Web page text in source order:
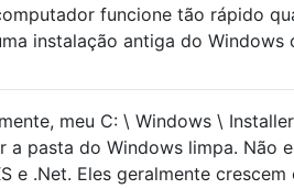
funcione tão rápido
instalação antiga do Windows
meu C: \ Windows \
a pasta do Windows limpa. Não
e .Net. Eles geralmente